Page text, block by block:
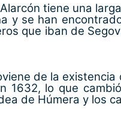
tiene una
y se han
que iban de
de la
1632, lo que
de Húmera y los